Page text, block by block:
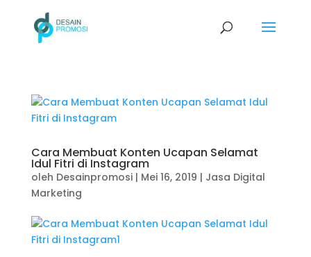
Cara Membuat Konten Ucapan Selamat
Idul Fitri di Instagram
oleh Desainpromosi| Mei 16, 2019 | Jasa Digital
Marketing